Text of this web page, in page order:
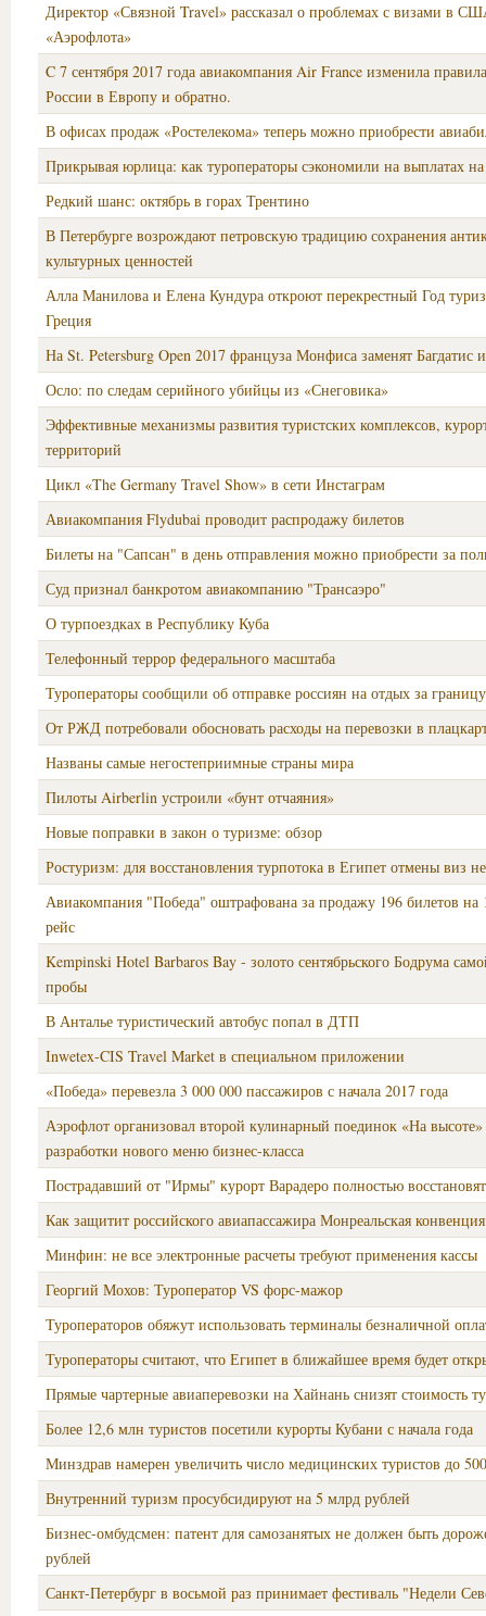
Директор «Связной Travel» рассказал о проблемах с визами в
«Аэрофлота»
C 7 сентября 2017 года авиакомпания Air France изменила
России в Европу и обратно.
В офисах продаж «Ростелекома» теперь можно приобрести
Прикрывая юрлица: как туроператоры сэкономили на выплатах на
Редкий шанс: октябрь в горах Трентино
В Петербурге возрождают петровскую традицию сохранения
культурных ценностей
Алла Манилова и Елена Кундура откроют перекрестный Год
Греция
На St. Petersburg Open 2017 француза Монфиса заменят Багдатис
Осло: по следам серийного убийцы из «Снеговика»
Эффективные механизмы развития туристских комплексов,
территорий
Цикл «The Germany Travel Show» в сети Инстаграм
Авиакомпания Flydubai проводит распродажу билетов
Билеты на "Сапсан" в день отправления можно приобрести за
Суд признал банкротом авиакомпанию "Трансаэро"
О турпоездках в Республику Куба
Телефонный террор федерального масштаба
Туроператоры сообщили об отправке россиян на отдых за
От РЖД потребовали обосновать расходы на перевозки в
Названы самые негостеприимные страны мира
Пилоты Airberlin устроили «бунт отчаяния»
Новые поправки в закон о туризме: обзор
Ростуризм: для восстановления турпотока в Египет отмены виз
Авиакомпания "Победа" оштрафована за продажу 196 билетов на
рейс
Kempinski Hotel Barbaros Bay - золото сентябрьского Бодрума
пробы
В Анталье туристический автобус попал в ДТП
Inwetex-CIS Travel Market в специальном приложении
«Победа» перевезла 3 000 000 пассажиров с начала 2017 года
Аэрофлот организовал второй кулинарный поединок «На высоте»
разработки нового меню бизнес-класса
Пострадавший от "Ирмы" курорт Варадеро полностью
Как защитит российского авиапассажира Монреальская конвенция
Минфин: не все электронные расчеты требуют применения кассы
Георгий Мохов: Туроператор VS форс-мажор
Туроператоров обяжут использовать терминалы безналичной
Туроператоры считают, что Египет в ближайшее время будет
Прямые чартерные авиаперевозки на Хайнань снизят стоимость
Более 12,6 млн туристов посетили курорты Кубани с начала года
Минздрав намерен увеличить число медицинских туристов до
Внутренний туризм просубсидируют на 5 млрд рублей
Бизнес-омбудсмен: патент для самозанятых не должен быть
рублей
Санкт-Петербург в восьмой раз принимает фестиваль "Недели